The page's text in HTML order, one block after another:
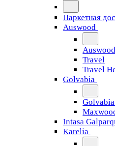
Паркетная
Auswood
Auswood
Travel
Travel
Golvabia
Golvabia
Intasa
Karelia